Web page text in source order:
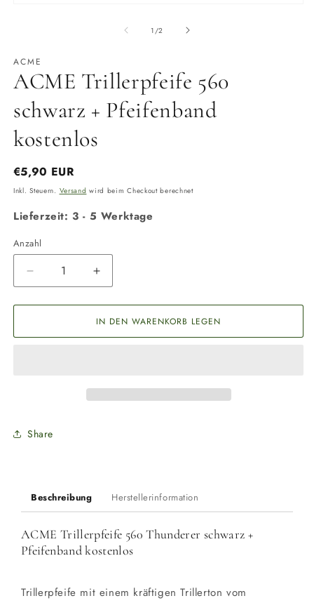
1 /von
2
ACME
ACME Trillerpfeife 560
schwarz + Pfeifenband
kostenlos
Normaler
Preis
€5,90 EUR
Inkl. Steuern. Versand wird beim Checkout berechnet
Lieferzeit: 3 - 5 Werktage
Anzahl
Anzahl
Verringere
die
Menge
ACME
Erhöhe
die
Menge
für
ACME
IN DEN WARENKORB LEGEN
Share
Beschreibung Herstellerinformation
ACME Trillerpfeife 560 Thunderer schwarz +
Pfeifenband kostenlos
Trillerpfeife mit einem kräftigen Trillerton vom